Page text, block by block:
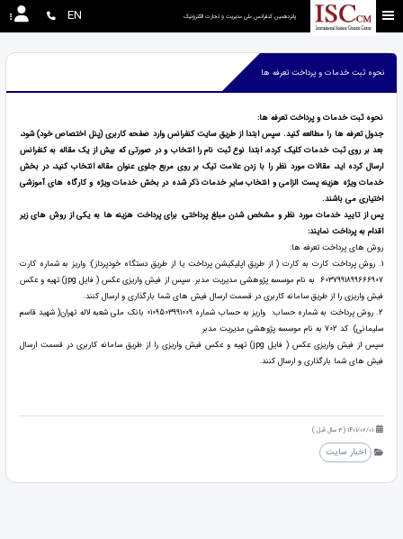
پانزدهمین کنفرانس ملی مدیریت و تجارت الکترونیک EN
نحوه ثبت خدمات و پرداخت تعرفه ها
نحوه ثبت خدمات و پرداخت تعرفه ها:
جدول تعرفه ها را مطالعه کنید. سپس ابتدا از طریق سایت کنفرانس وارد صفحه کاربری (پنل اختصاص خود) شود،
بعد بر روی ثبت خدمات کلیک کرده، ابتدا نوع ثبت نام را انتخاب و در صورتی که بیش از یک مقاله به کنفرانس
ارسال کرده اید، مقالات مورد نظر را با زدن علامت تیک بر روی مربع جلوی عنوان مقاله انتخاب کنید، در بخش
خدمات ویژه هزینه پست الزامی و انتخاب سایر خدمات ذکر شده در بخش خدمات ویژه و کارگاه های آموزشی
اختیاری می باشند.
پس از تایید خدمات مورد نظر و مشخص شدن مبلغ پرداختی، برای پرداخت هزینه ها به یکی از روش های زیر
اقدام به پرداخت نمایند:
روش های پرداخت تعرفه ها:
1. روش پرداخت کارت به کارت ( از طریق اپلیکیشن پرداخت یا از طریق دستگاه خودپرداز): واریز به شماره کارت
6037991899666907 به نام موسسه پژوهشی مدیریت مدبر. سپس از فیش واریزی عکس ( فایل jpg) تهیه و عکس
فیش واریزی را از طریق سامانه کاربری در قسمت ارسال فیش های شما بارگذاری و ارسال کنند.
2. روش پرداخت به شماره حساب: واریز به حساب شماره 0109503991009 بانک ملی شعبه لاله تهران( شهید قاسم
سلیمانی) کد 702 به نام موسسه پژوهشی مدیریت مدبر
سپس از فیش واریزی عکس ( فایل jpg) تهیه و عکس فیش واریزی را از طریق سامانه کاربری در قسمت ارسال
فیش های شما بارگذاری و ارسال کنند.
1401/02/01 (3 سال قبل )
اخبار سایت